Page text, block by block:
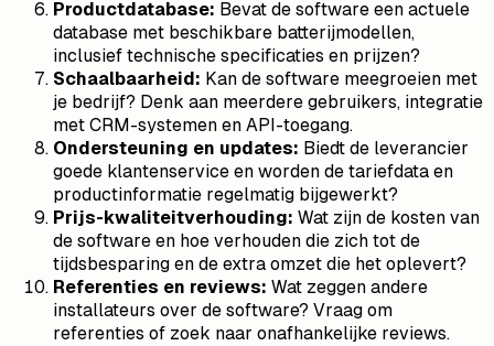
Productdatabase: Bevat de software een actuele
database met beschikbare batterijmodellen,
inclusief technische specificaties en prijzen?
Schaalbaarheid: Kan de software meegroeien met
je bedrijf? Denk aan meerdere gebruikers, integratie
met CRM-systemen en API-toegang.
Ondersteuning en updates: Biedt de leverancier
goede klantenservice en worden de tariefdata en
productinformatie regelmatig bijgewerkt?
Prijs-kwaliteitverhouding: Wat zijn de kosten van
de software en hoe verhouden die zich tot de
tijdsbesparing en de extra omzet die het oplevert?
Referenties en reviews: Wat zeggen andere
installateurs over de software? Vraag om
referenties of zoek naar onafhankelijke reviews.